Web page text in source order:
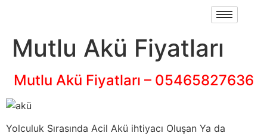
Mutlu Akü Fiyatları
Mutlu Akü Fiyatları – 05465827636
Yolculuk Sırasında Acil Akü ihtiyacı Oluşan Ya da